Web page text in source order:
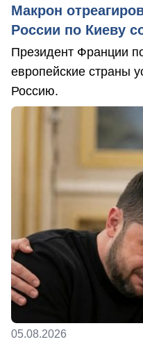
Макрон
России по Киеву
Президент Франции
европейские страны
Россию.
05.08.2026